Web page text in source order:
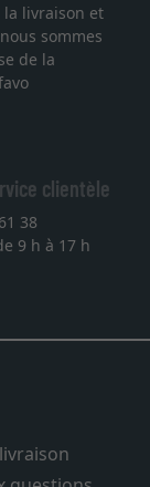
la livraison et
sommes
de la
clientèle
38
9 h à 17 h